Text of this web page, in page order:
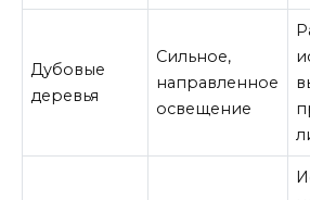
Дубовые
деревья
Сильное,
направленное
освещение